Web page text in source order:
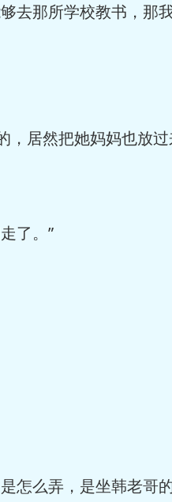
去那所学校教书，那
居然把她妈妈也放
了。”
怎么弄，是坐韩老哥